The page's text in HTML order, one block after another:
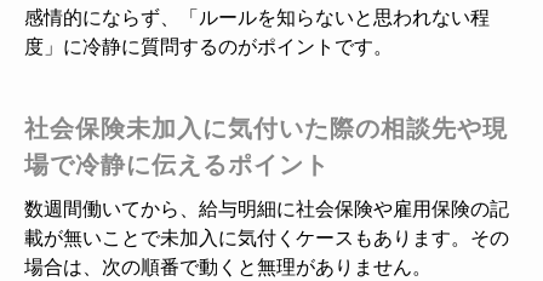
感情的にならず、「ルールを知らないと思われない程
度」に冷静に質問するのがポイントです。
社会保険未加入に気付いた際の相談先や現
場で冷静に伝えるポイント
数週間働いてから、給与明細に社会保険や雇用保険の記
載が無いことで未加入に気付くケースもあります。その
場合は、次の順番で動くと無理がありません。